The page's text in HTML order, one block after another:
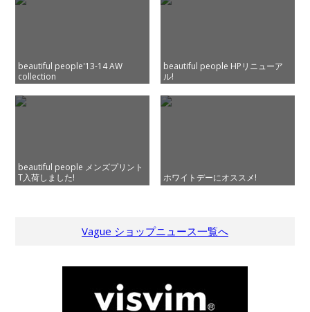
beautiful people'13-14 AW
collection
beautiful people HPリニューア
ル!
beautiful people メンズプリント
T入荷しました!
ホワイトデーにオススメ!
Vague ショップニュース一覧へ